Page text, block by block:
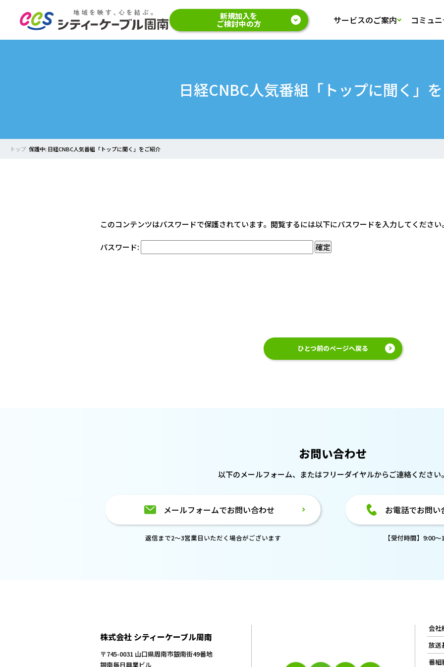
新規加入を
ご検討中の方 サービスのご案内 コミュ
日経CNBC人気番組「トップに聞く」
トップ 保護中: 日経CNBC人気番組「トップに聞く」をご紹介
このコンテンツはパスワードで保護されています。閲覧するには以下にパスワードを入力してください
パスワード:
ひとつ前のページへ戻る
お問い合わせ
以下のメールフォーム、またはフリーダイヤルからご連絡ください
メールフォームでお問い合わせ
返信まで2～3営業日いただく場合がございます
お電話でお問
【受付時間】9:00
株式会社 シティーケーブル周南
〒745-0031 山口県周南市銀南街49番地
銀南毎日興業ビル
会社
放送
番組